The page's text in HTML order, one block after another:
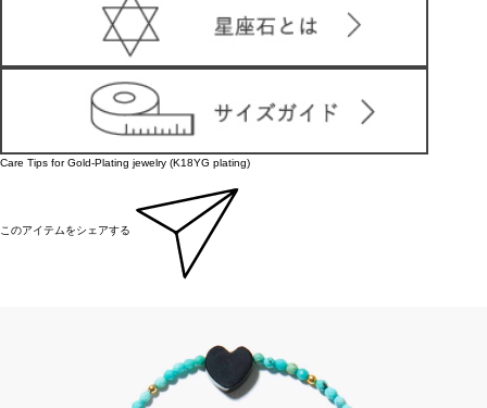
Care Tips for Gold-Plating jewelry (K18YG plating)
このアイテムをシェアする